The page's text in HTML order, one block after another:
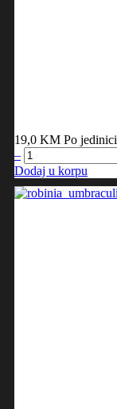
19,0 KM Po jedinici
–
Dodaj u korpu